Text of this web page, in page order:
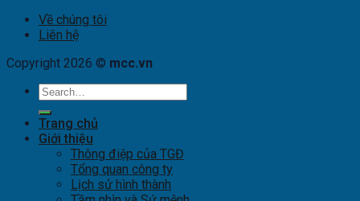
Về chúng tôi
Liên hệ
Copyright 2026 © mcc.vn
Trang chủ
Giới thiệu
Thông điệp của TGĐ
Tổng quan công ty
Lịch sử hình thành